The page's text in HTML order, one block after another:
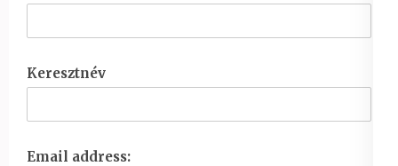
Keresztnév
Email address: